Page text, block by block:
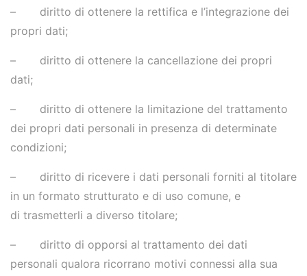
– diritto di ottenere la rettifica e l’integrazione dei
propri dati;
– diritto di ottenere la cancellazione dei propri
dati;
– diritto di ottenere la limitazione del trattamento
dei propri dati personali in presenza di determinate
condizioni;
– diritto di ricevere i dati personali forniti al titolare
in un formato strutturato e di uso comune, e
di trasmetterli a diverso titolare;
– diritto di opporsi al trattamento dei dati
personali qualora ricorrano motivi connessi alla sua